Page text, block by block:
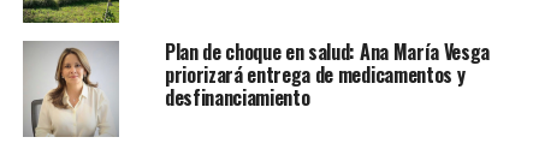
Plan de choque en salud: Ana María Vesga
priorizará entrega de medicamentos y
desfinanciamiento